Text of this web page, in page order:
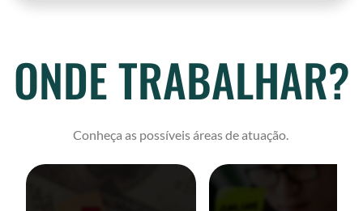
ONDE TRABALHAR?
Conheça as possíveis áreas de atuação.